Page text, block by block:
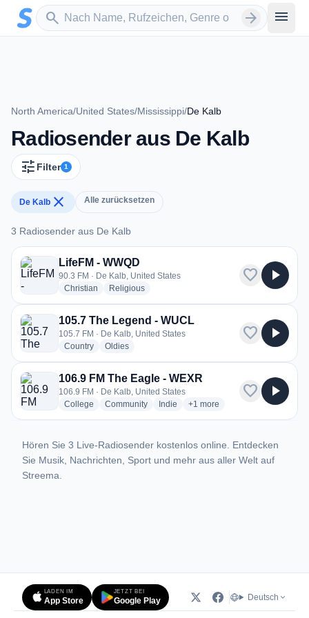
Zum Hauptinhalt springen
search
Sender suchen arrow_forward menu
North America/United States/Mississippi/De Kalb
Radiosender aus De Kalb
tune Filter 1
De Kalb close Alle zurücksetzen
3 Radiosender aus De Kalb
3 Radiosender aus De Kalb
LifeFM - WWQD
90.3 FM · De Kalb, United States
Christian radio stations
Religiousradio stations
favorite play_arrow
105.7 The Legend - WUCL
105.7 FM · De Kalb, United States
Countryradio stations
Oldiesradio stations
favorite play_arrow
106.9 FM The Eagle - WEXR
106.9 FM · De Kalb, United States
College radio stations
Communityradio stations
Indie radio stations
+1 more genres for 106.9 FM
more
favorite play_arrow
Hören Sie 3 Live-Radiosender kostenlos online. Entdecken
Sie Musik, Nachrichten, Sport und mehr aus aller Welt auf
Streema.
LADEN IM
App Store
JETZT BEI
Google Play Deutsch